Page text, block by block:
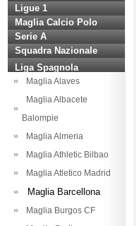
Ligue 1
Maglia Calcio Polo
Serie A
Squadra Nazionale
Liga Spagnola
Maglia Alaves
Maglia Albacete
Balompie
Maglia Almeria
Maglia Athletic Bilbao
Maglia Atletico Madrid
Maglia Barcellona
Maglia Burgos CF